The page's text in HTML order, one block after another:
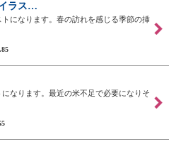
ラス…
になります。春の訪れを感じる季節の挿
なります。最近の米不足で必要になりそ